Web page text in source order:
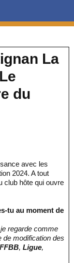
La
du
2024. A tout
club hôte qui ouvre
tu au moment de
regarde comme
de modification des
FFBB, Ligue,